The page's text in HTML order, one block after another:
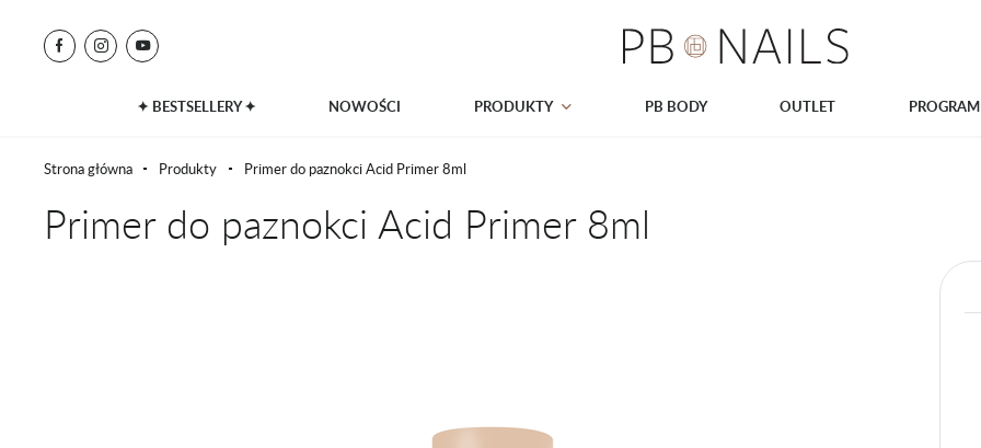
✦ BESTSELLERY ✦ NOWOŚCI PRODUKTY PB BODY OUTLET
Strona główna Produkty Primer do paznokci Acid Primer 8ml
Primer do paznokci Acid Primer 8ml